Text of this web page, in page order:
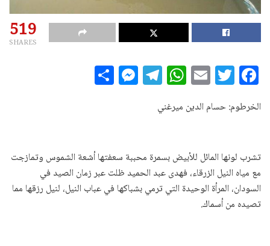
519
SHARES
F
a
c
b
o
o
k
T
w
it
r
E
m
ai
W
h
at
A
p
p
T
el
ra
m
M
es
g
e
r
e
الخرطوم: حسام الدين ميرغني
تشرب لونها المائل للأبيض بسمرة محببة سعفتها أشعة الشموس وتمازجت
مع مياه النيل الزرقاء، فهدى عبد الحميد ظلت عبر زمان الصيد في
السودان، المرأة الوحيدة التي ترمي بشباكها في عباب النيل، لنيل رزقها مما
تصيده من أسماك.